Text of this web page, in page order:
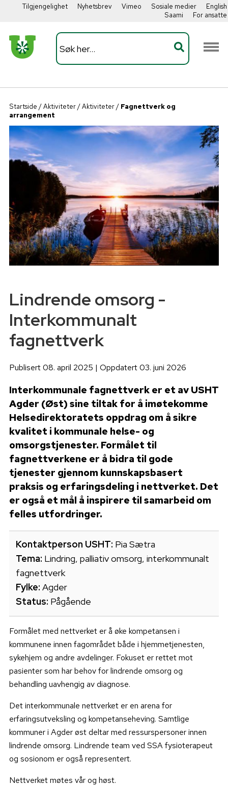
Tilgjengelighet Nyhetsbrev Vimeo Sosiale medier
English
Saami
For ansatte
Startside /Aktiviteter/Aktiviteter/ Fagnettverk og
arrangement
Lindrende omsorg -
Interkommunalt
fagnettverk
Publisert 08. april 2025 | Oppdatert 03. juni 2026
Interkommunale fagnettverk er et av USHT
Agder (Øst) sine tiltak for å imøtekomme
Helsedirektoratets oppdrag om å sikre
kvalitet i kommunale helse- og
omsorgstjenester. Formålet til
fagnettverkene er å bidra til gode
tjenester gjennom kunnskapsbasert
praksis og erfaringsdeling i nettverket. Det
er også et mål å inspirere til samarbeid om
felles utfordringer.
Kontaktperson USHT: Pia Sætra
Tema: Lindring, palliativ omsorg, interkommunalt
fagnettverk
Fylke: Agder
Status: Pågående
Formålet med nettverket er å øke kompetansen i
kommunene innen fagområdet både i hjemmetjenesten,
sykehjem og andre avdelinger. Fokuset er rettet mot
pasienter som har behov for lindrende omsorg og
behandling uavhengig av diagnose.
Det interkommunale nettverket er en arena for
erfaringsutveksling og kompetanseheving. Samtlige
kommuner i Agder øst deltar med ressurspersoner innen
lindrende omsorg. Lindrende team ved SSA fysioterapeut
og sosionom er også representert.
Nettverket møtes vår og høst.